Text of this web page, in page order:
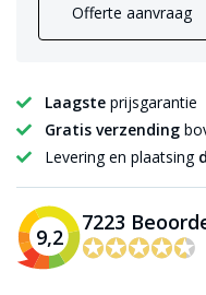
Offerte aanvraag
Laagste prijsgarantie
Gratis verzending
Levering en plaatsing
9,2
7223
✪✪✪✪✪
✪✪✪✪✪